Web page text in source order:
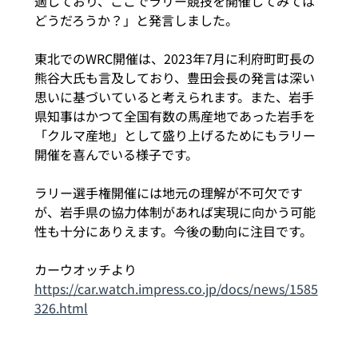
どうだろうか？」と発言しました。
東北でのWRC開催は、2023年7月に利府町町長の
熊谷大氏も言及しており、豊田会長の発言は深い
思いに基づいていると考えられます。また、岩手
県知事はかつて全国有数の馬産地であった岩手を
「クルマ産地」として盛り上げるためにもラリー
開催を喜んでいる様子です。
ラリー選手権開催には地元の理解が不可欠です
が、岩手県の協力体制があれば実現に向かう可能
性も十分にありえます。今後の動向に注目です。
カーウオッチより
https://car.watch.impress.co.jp/docs/news/1585
326.html